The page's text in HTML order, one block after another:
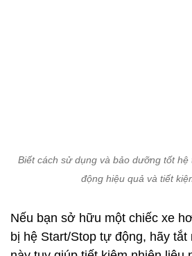
trong khi động cơ xe tắt.
Đóng kín các cửa khi bật điều
Việc đóng kín các cửa khi bật
không gian bên trong xe mau